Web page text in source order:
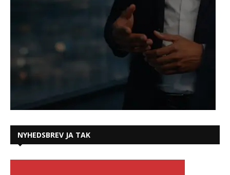
NYHEDSBREV JA TAK